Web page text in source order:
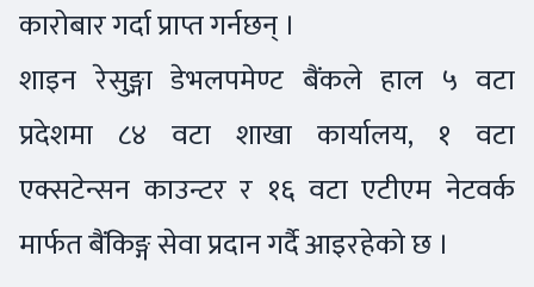
कारोबार गर्दा प्राप्त गर्नछन् ।
शाइन रेसुङ्गा डेभलपमेण्ट बैंकले हाल ५ वटा
प्रदेशमा ८४ वटा शाखा कार्यालय, १ वटा
एक्सटेन्सन काउन्टर र १६ वटा एटीएम नेटवर्क
मार्फत बैंकिङ्ग सेवा प्रदान गर्दै आइरहेको छ ।